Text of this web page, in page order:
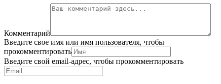
Комментарий
Введите свое имя или имя пользователя, чтобы
прокомментировать
Введите свой email-адрес, чтобы прокомментировать